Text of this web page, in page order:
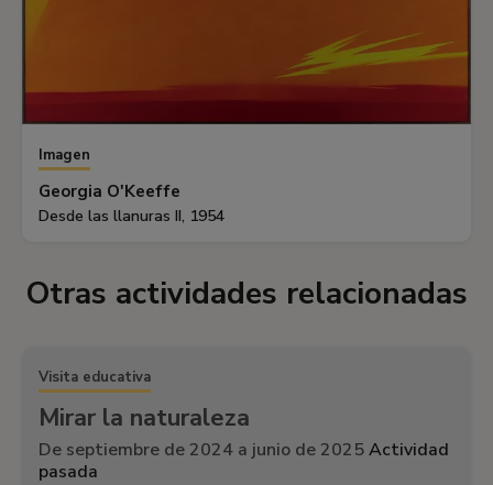
Imagen
Georgia O'Keeffe
Desde las llanuras II, 1954
Otras actividades relacionadas
Visita educativa
Mirar la naturaleza
De septiembre de 2024 a junio de 2025Actividad
pasada